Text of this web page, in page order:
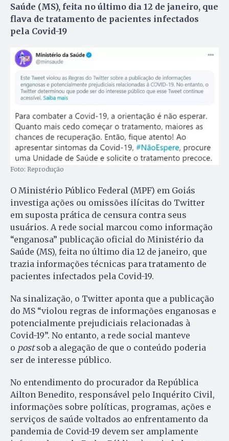
Saúde (MS), feita no último dia 12 de janeiro, que
flava de tratamento de pacientes infectados
pela Covid-19
Foto: Reprodução
O Ministério Público Federal (MPF) em Goiás
investiga ações ou omissões ilícitas do Twitter
em suposta prática de censura contra seus
usuários. A rede social marcou como informação
“enganosa” publicação oficial do Ministério da
Saúde (MS), feita no último dia 12 de janeiro, que
trazia informações técnicas para tratamento de
pacientes infectados pela Covid-19.
Na sinalização, o Twitter aponta que a publicação
do MS “violou regras de informações enganosas e
potencialmente prejudiciais relacionadas à
Covid-19”. No entanto, a rede social manteve
o postsob a alegação de que o conteúdo poderia
ser de interesse público.
No entendimento do procurador da República
Ailton Benedito, responsável pelo Inquérito Civil,
informações sobre políticas, programas, ações e
serviços de saúde voltados ao enfrentamento da
pandemia de Covid-19 devem ser amplamente